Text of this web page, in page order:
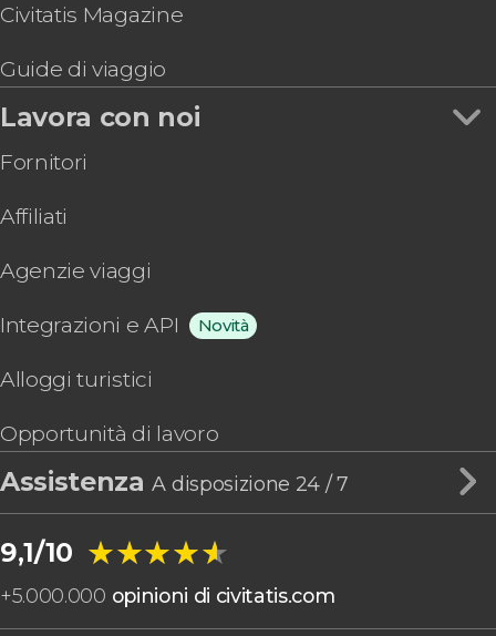
Civitatis Magazine
Guide di viaggio
Lavora con noi
Fornitori
Affiliati
Agenzie viaggi
Integrazioni e API Novità
Alloggi turistici
Opportunità di lavoro
AssistenzaA disposizione 24 / 7
9,1/10 ★★★★★
★★★★★
+5.000.000 opinioni di civitatis.com